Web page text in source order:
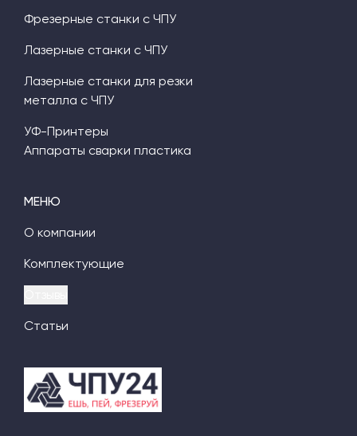
МЕНЮ
О компании
Комплектующие
Статьи
Фрезерные станки с ЧПУ
Лазерные станки с ЧПУ
Лазерные станки для резки
металла с ЧПУ
УФ-Принтеры
Аппараты сварки пластика